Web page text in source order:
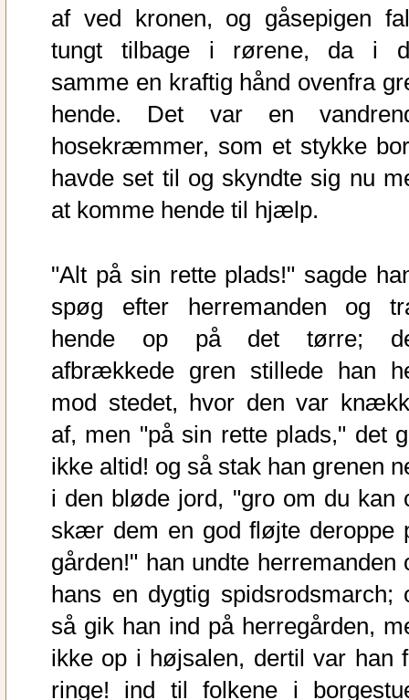
af ved kronen, og gåsepigen
tungt tilbage i rørene, da i
samme en kraftig hånd ovenfra
hende. Det var en
hosekræmmer, som et stykke
havde set til og skyndte sig nu
at komme hende til hjælp.
"Alt på sin rette plads!" sagde
spøg efter herremanden og
hende op på det tørre;
afbrækkede gren stillede han
mod stedet, hvor den var
af, men "på sin rette plads," det
ikke altid! og så stak han grenen
i den bløde jord, "gro om du kan
skær dem en god fløjte deroppe
gården!" han undte herremanden
hans en dygtig spidsrodsmarch;
så gik han ind på herregården,
ikke op i højsalen, dertil var han
ringe! ind til folkene i